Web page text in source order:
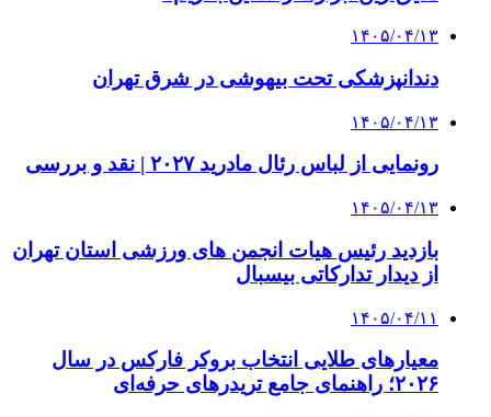
۱۴۰۵/۰۴/۱۳
دندانپزشکی تحت بیهوشی در شرق تهران
۱۴۰۵/۰۴/۱۳
رونمایی از لباس رئال مادرید ۲۰۲۷ | نقد و بررسی
۱۴۰۵/۰۴/۱۳
بازدید رئیس هیات انجمن های ورزشی استان تهران
از دیدار تدارکاتی بیسبال
۱۴۰۵/۰۴/۱۱
معیارهای طلایی انتخاب بروکر فارکس در سال
۲۰۲۶؛ راهنمای جامع تریدرهای حرفه‌ای